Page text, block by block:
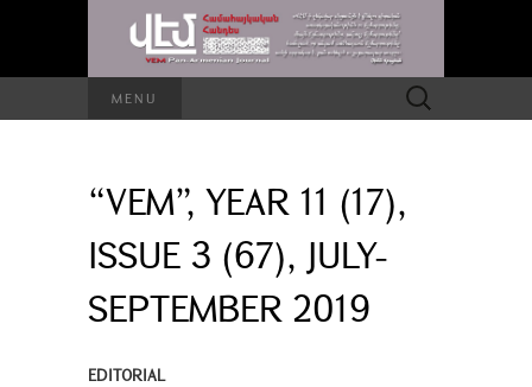
MENU
Search
for:
“VEM”, YEAR 11 (17),
ISSUE 3 (67), JULY-
SEPTEMBER 2019
EDITORIAL